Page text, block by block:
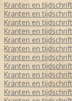
Kranten en
Kranten en
Kranten en
Kranten en
Kranten en
Kranten en
Kranten en
Kranten en
Kranten en
Kranten en
Kranten en